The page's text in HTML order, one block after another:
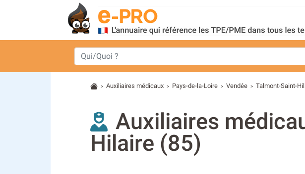
> Auxiliaires médicaux > Pays-de-la-Loire > Vendée > Talmont-Saint-
Auxiliaires
Hilaire (85)